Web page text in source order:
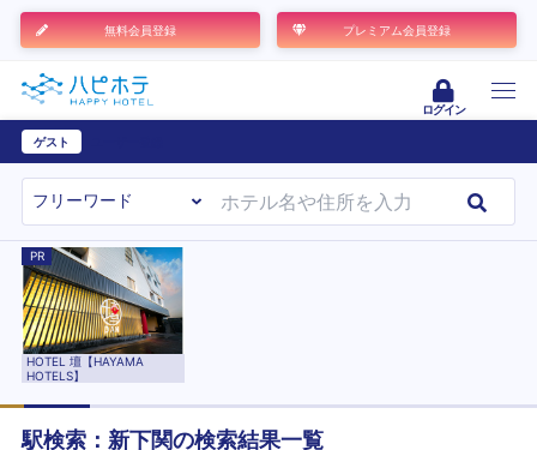
無料会員登録 プレミアム会員登録
ログイン
ゲスト
PR
HOTEL 壇【HAYAMA
HOTELS】
駅検索： 新下関の検索結果一覧